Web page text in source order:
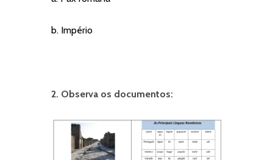
b. Império
2. Observa os documentos: